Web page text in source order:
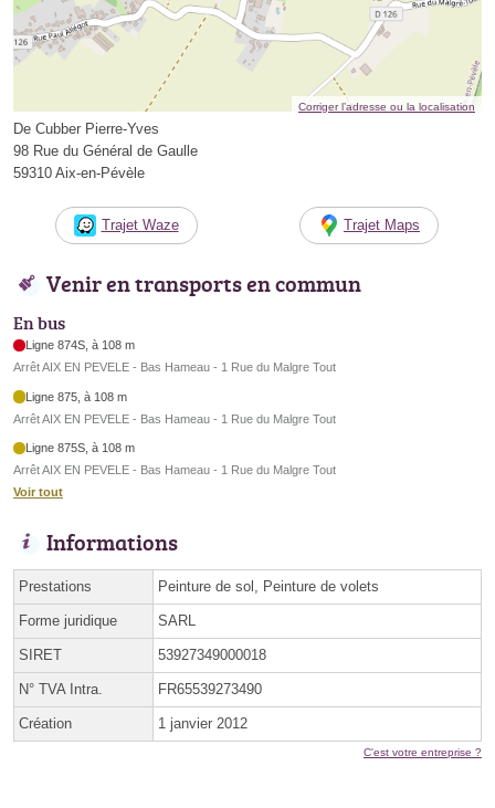
Corriger l’adresse ou la localisation
De Cubber Pierre-Yves
98 Rue du Général de Gaulle
59310 Aix-en-Pévèle
Trajet Waze Trajet Maps
Venir en transports en commun
En bus
Ligne 874S, à 108 m
Arrêt AIX EN PEVELE - Bas Hameau - 1 Rue du Malgre Tout
Ligne 875, à 108 m
Arrêt AIX EN PEVELE - Bas Hameau - 1 Rue du Malgre Tout
Ligne 875S, à 108 m
Arrêt AIX EN PEVELE - Bas Hameau - 1 Rue du Malgre Tout
Voir tout
Informations
Prestations Peinture de sol, Peinture de volets
Forme juridique SARL
SIRET 53927349000018
N° TVA Intra. FR65539273490
Création 1 janvier 2012
C'est votre entreprise ?